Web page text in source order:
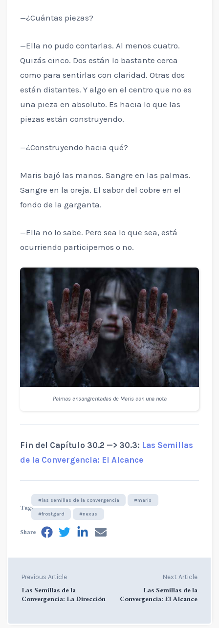
—¿Cuántas piezas?
—Ella no pudo contarlas. Al menos cuatro.
Quizás cinco. Dos están lo bastante cerca
como para sentirlas con claridad. Otras dos
están distantes. Y algo en el centro que no es
una pieza en absoluto. Es hacia lo que las
piezas están construyendo.
—¿Construyendo hacia qué?
Maris bajó las manos. Sangre en las palmas.
Sangre en la oreja. El sabor del cobre en el
fondo de la garganta.
—Ella no lo sabe. Pero sea lo que sea, está
ocurriendo participemos o no.
Palmas ensangrentadas de Maris con una nota
Fin del Capítulo 30.2 —> 30.3: Las Semillas
de la Convergencia: El Alcance
Tags
#las semillas de la convergencia #maris
#frostgard #nexus
Share
Previous Article
Las Semillas de la
Convergencia: La Dirección
Next Article
Las Semillas de la
Convergencia: El Alcance